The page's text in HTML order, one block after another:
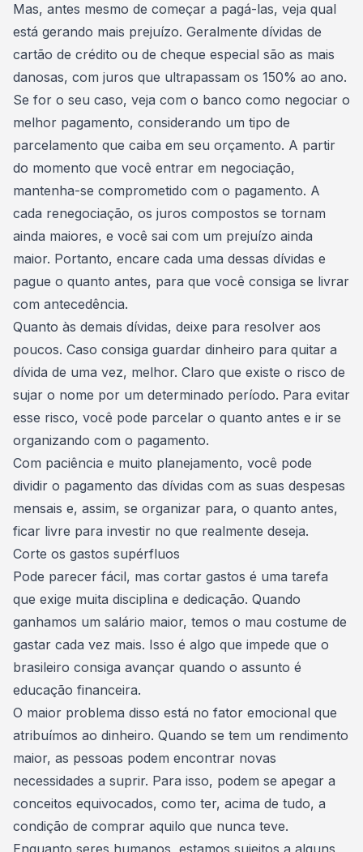
Mas, antes mesmo de começar a pagá-las, veja qual
está gerando mais prejuízo. Geralmente dívidas de
cartão de crédito ou de cheque especial são as mais
danosas, com juros que ultrapassam os 150% ao ano.
Se for o seu caso, veja com o banco como negociar o
melhor pagamento, considerando um tipo de
parcelamento que caiba em seu orçamento. A partir
do momento que você entrar em negociação,
mantenha-se comprometido com o pagamento. A
cada renegociação, os juros compostos se tornam
ainda maiores, e você sai com um prejuízo ainda
maior. Portanto, encare cada uma dessas dívidas e
pague o quanto antes, para que você consiga se livrar
com antecedência.
Quanto às demais dívidas, deixe para resolver aos
poucos. Caso consiga guardar dinheiro para quitar a
dívida de uma vez, melhor. Claro que existe o risco de
sujar o nome por um determinado período. Para evitar
esse risco, você pode parcelar o quanto antes e ir se
organizando com o pagamento.
Com paciência e muito planejamento, você pode
dividir o pagamento das dívidas com as suas despesas
mensais e, assim, se organizar para, o quanto antes,
ficar livre para investir no que realmente deseja.
Corte os gastos supérfluos
Pode parecer fácil, mas cortar gastos é uma tarefa
que exige muita disciplina e dedicação. Quando
ganhamos um salário maior, temos o mau costume de
gastar cada vez mais. Isso é algo que impede que o
brasileiro consiga avançar quando o assunto é
educação financeira.
O maior problema disso está no fator emocional que
atribuímos ao dinheiro. Quando se tem um rendimento
maior, as pessoas podem encontrar novas
necessidades a suprir. Para isso, podem se apegar a
conceitos equivocados, como ter, acima de tudo, a
condição de comprar aquilo que nunca teve.
Enquanto seres humanos, estamos sujeitos a alguns